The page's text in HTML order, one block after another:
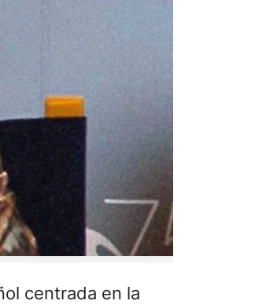
centrada en la